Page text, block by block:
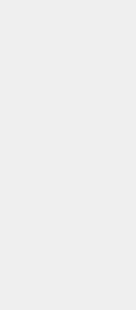
GWh,
Satış
: